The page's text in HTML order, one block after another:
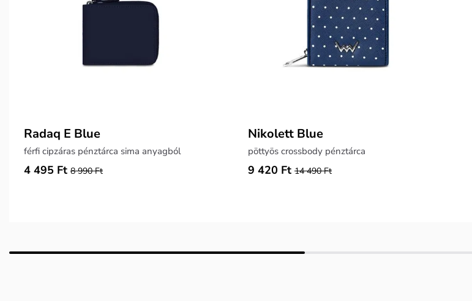
Radaq E Blue
férfi cipzáras pénztárca sima anyagból
4 495 Ft 8 990 Ft
Nikolett Blue
pöttyös crossbody pénztárca
9 420 Ft 14 490 Ft